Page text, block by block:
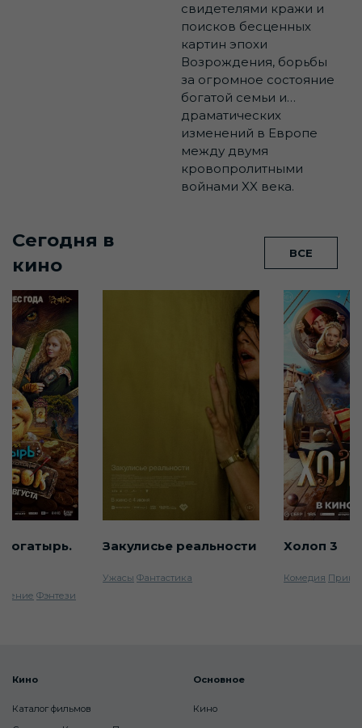
свидетелями кражи и
поисков бесценных
картин эпохи
Возрождения, борьбы
за огромное состояние
богатой семьи и…
драматических
изменений в Европе
между двумя
кровопролитными
войнами XX века.
Сегодня в
кино
ВСЕ
Закулисье реальности
Ужасы Фантастика
Холоп 3
Комедия
Фэнтези
Кино
Каталог фильмов
Основное
Кино